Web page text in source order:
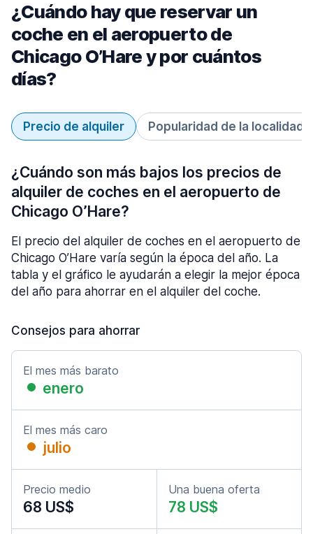
¿Cuándo hay que reservar un
coche en el aeropuerto de
Chicago O’Hare y por cuántos
días?
Precio de alquiler Popularidad de la localidad
¿Cuándo son más bajos los precios de
alquiler de coches en el aeropuerto de
Chicago O’Hare?
El precio del alquiler de coches en el aeropuerto de
Chicago O’Hare varía según la época del año. La
tabla y el gráfico le ayudarán a elegir la mejor época
del año para ahorrar en el alquiler del coche.
Consejos para ahorrar
El mes más barato
enero
El mes más caro
julio
Precio medio
68 US$
Una buena oferta
78 US$